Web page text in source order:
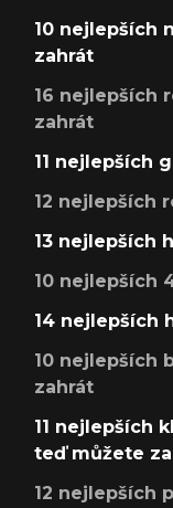
10 nejlepších
zahrát
16 nejlepších
zahrát
11 nejlepších
12 nejlepších
13 nejlepších
10 nejlepších
14 nejlepších
10 nejlepších
zahrát
11 nejlepších
teď můžete
12 nejlepších